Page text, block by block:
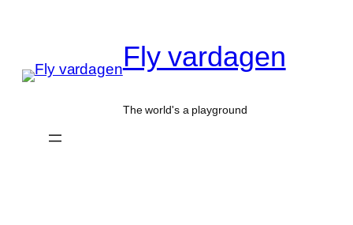
Fly vardagen
The world's a playground